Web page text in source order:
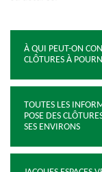
À QUI PEUT-ON
CLÔTURES À
TOUTES LES
POSE DES
SES ENVIRONS